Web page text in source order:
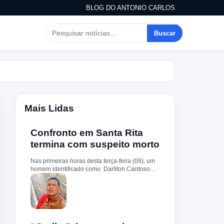
BLOG DO ANTONIO CARLOS
Buscar
Mais Lidas
Confronto em Santa Rita
termina com suspeito morto
Nas primeiras horas desta terça-feira (09), um
homem identificado como Darliton Cardoso
Pereira morreu após confronto com a Polícia
Militar no povoado Timbotiba, zona rural de
Santa Rita. De acordo com a PM, os policiais
estavam cumprindo um mandado de prisão
contra Darliton, apontado como um dos